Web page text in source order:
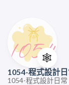
🕸️
1054-程式設計
1054-程式設計日常